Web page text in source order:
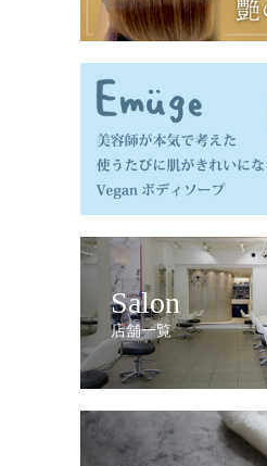
Salon
店舗一覧